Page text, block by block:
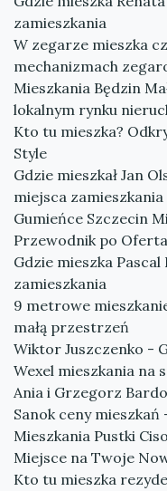
zamieszkania
W zegarze mieszka
mechanizmach
Mieszkania Będzin
lokalnym rynku
Kto tu mieszka?
Style
Gdzie mieszkał Jan
miejsca zamieszkania
Gumieńce Szczecin
Przewodnik po
Gdzie mieszka
zamieszkania
9 metrowe
małą przestrzeń
Wiktor Juszczenko -
Wexel mieszkania na
Ania i Grzegorz
Sanok ceny
Mieszkania Pustki
Miejsce na Twoje
Kto tu mieszka